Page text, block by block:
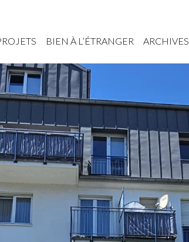
BIEN À L’ÉTRANGER ARCHIVES